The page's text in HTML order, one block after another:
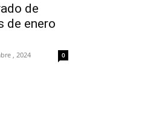
de
de enero
, 2024 0